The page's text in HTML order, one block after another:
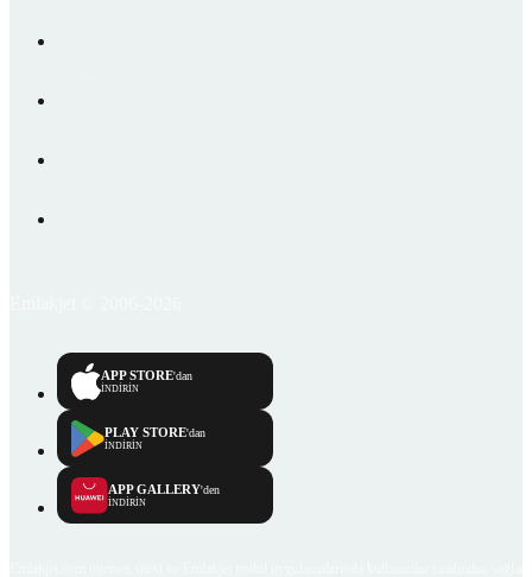
APP STORE'dan
İNDİRİN
PLAY STORE'dan
İNDİRİN
APP GALLERY'den
İNDİRİN